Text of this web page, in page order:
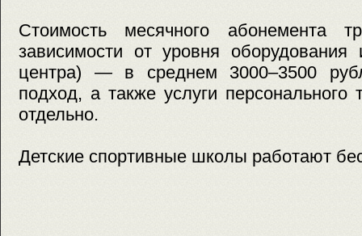
Стоимость месячного абонемента
зависимости от уровня оборудования
центра) — в среднем 3000–3500
подход, а также услуги персонального
отдельно.
Детские спортивные школы работают